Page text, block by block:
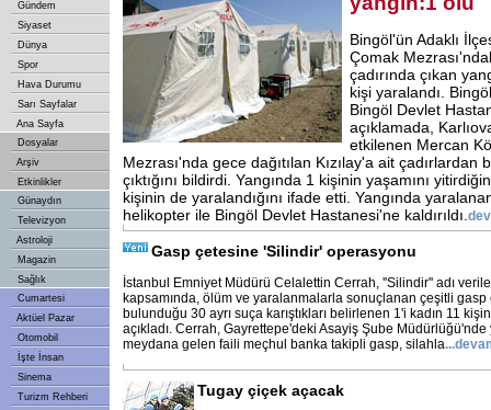
Gündem
Siyaset
Dünya
Spor
Hava Durumu
Sarı Sayfalar
Ana Sayfa
Dosyalar
Arşiv
Etkinlikler
Günaydın
Televizyon
Astroloji
Magazin
Sağlık
Cumartesi
Aktüel Pazar
Otomobil
İşte İnsan
Sinema
Turizm Rehberi
Bingöl'ün Adaklı
Çomak
çadırında çıkan
kişi yaralandı.
Bingöl Devlet
açıklamada,
etkilenen Mercan
Mezrası'nda gece dağıtılan Kızılay'a ait çadırlardan
çıktığını bildirdi. Yangında 1 kişinin yaşamını
kişinin de yaralandığını ifade etti. Yangında
helikopter ile Bingöl Devlet Hastanesi'ne kaldırıldı.
Gasp çetesine 'Silindir' operasyonu
İstanbul Emniyet Müdürü Celalettin Cerrah, ''Silindir'' adı
kapsamında, ölüm ve yaralanmalarla sonuçlanan çeşitli gasp
bulunduğu 30 ayrı suça karıştıkları belirlenen 1'i kadın 11
açıkladı. Cerrah, Gayrettepe'deki Asayiş Şube Müdürlüğü'nde
meydana gelen faili meçhul banka takipli gasp, silahla...
Tugay çiçek açacak